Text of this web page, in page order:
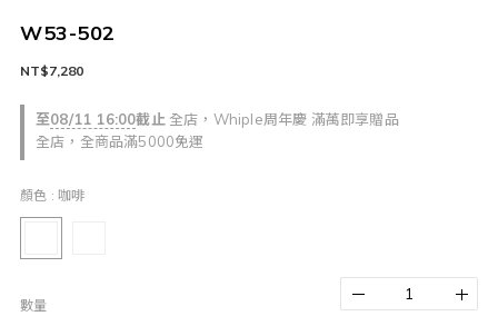
W53-502
至08/11 16:00截止 全店，Whiple周年慶 滿萬即享贈品
全店，全商品滿5000免運
NT$7,280
顏色 : 咖啡
數量